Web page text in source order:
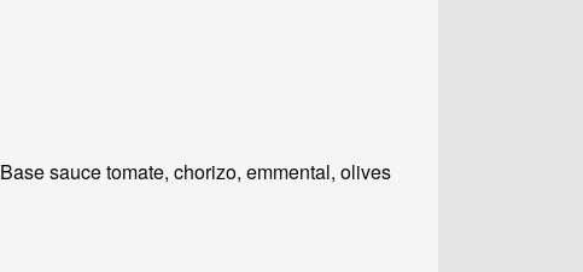
Base sauce tomate, chorizo, emmental, olives